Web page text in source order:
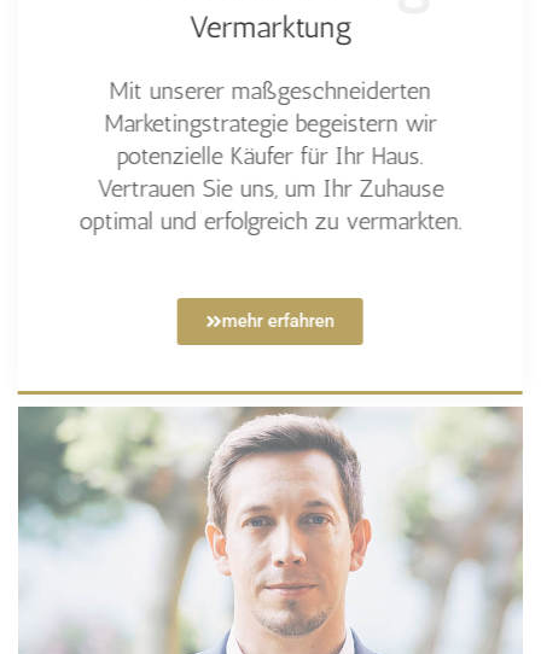
Vermarktung
Mit unserer maßgeschneiderten
Marketingstrategie begeistern wir
potenzielle Käufer für Ihr Haus.
Vertrauen Sie uns, um Ihr Zuhause
optimal und erfolgreich zu vermarkten.
mehr erfahren